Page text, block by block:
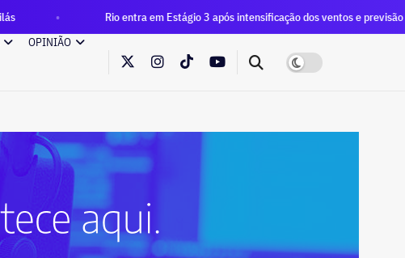
Rio entra em Estágio 3 após intensificação dos ventos e previsão de rajadas
OPINIÃO